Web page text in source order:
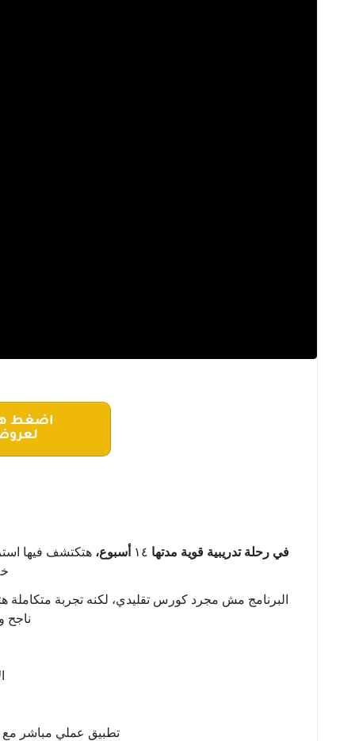
في رحلة تدريبية قوية مدتها ١ ٤ أسبوع،
البرنامج مش مجرد كورس تقليدي، لكنه تجربة متكاملة
ناجح
تطبيق عملي مباشر مع مستر وليد في 3 لايف سيشن